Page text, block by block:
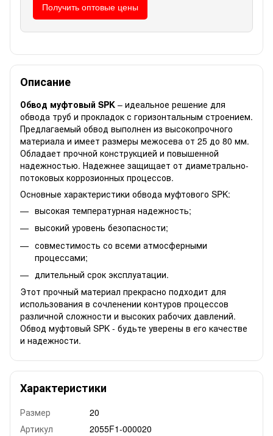
Получить оптовые цены
Описание
Обвод муфтовый SPK – идеальное решение для
обвода труб и прокладок с горизонтальным строением.
Предлагаемый обвод выполнен из высокопрочного
материала и имеет размеры межосева от 25 до 80 мм.
Обладает прочной конструкцией и повышенной
надежностью. Надежнее защищает от диаметрально-
потоковых коррозионных процессов.
Основные характеристики обвода муфтового SPK:
высокая температурная надежность;
высокий уровень безопасности;
совместимость со всеми атмосферными
процессами;
длительный срок эксплуатации.
Этот прочный материал прекрасно подходит для
использования в сочленении контуров процессов
различной сложности и высоких рабочих давлений.
Обвод муфтовый SPK - будьте уверены в его качестве
и надежности.
Характеристики
Размер
20
Артикул
2055F1-000020